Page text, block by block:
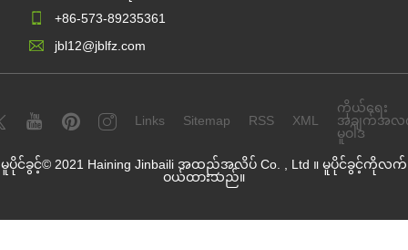
+86-573-89235361
jbl12@jblfz.com
Links Sitemap RSS XML
ကိုယ်ရေး
အချက်အ
မူဝါဒ
မူပိုင်ခွင့်© 2021 Haining Jinbaili အထည်အလိပ် Co. , Ltd ။ မူပိုင်ခွင့်ကိုလက်
ဝယ်ထားသည်။